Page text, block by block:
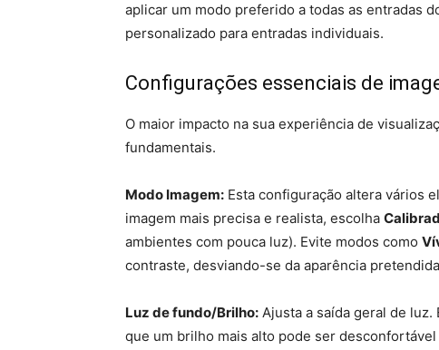
aplicar um modo preferido a todas as entradas
personalizado para entradas individuais.
Configurações essenciais de
O maior impacto na sua experiência de
fundamentais.
Modo Imagem: Esta configuração altera vários
imagem mais precisa e realista, escolha
ambientes com pouca luz). Evite modos como
contraste, desviando-se da aparência
Luz de fundo/Brilho: Ajusta a saída geral de
que um brilho mais alto pode ser